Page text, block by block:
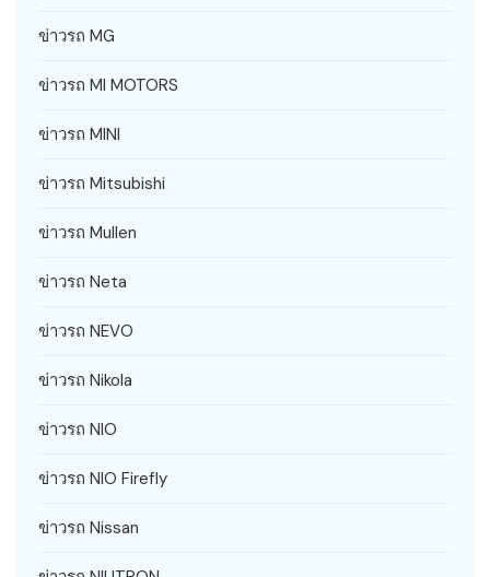
ข่าวรถ MG
ข่าวรถ MI MOTORS
ข่าวรถ MINI
ข่าวรถ Mitsubishi
ข่าวรถ Mullen
ข่าวรถ Neta
ข่าวรถ NEVO
ข่าวรถ Nikola
ข่าวรถ NIO
ข่าวรถ NIO Firefly
ข่าวรถ Nissan